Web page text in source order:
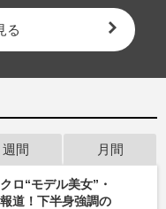
る
週間 月間
ロ“モデル美女”・
道！下半身強調の